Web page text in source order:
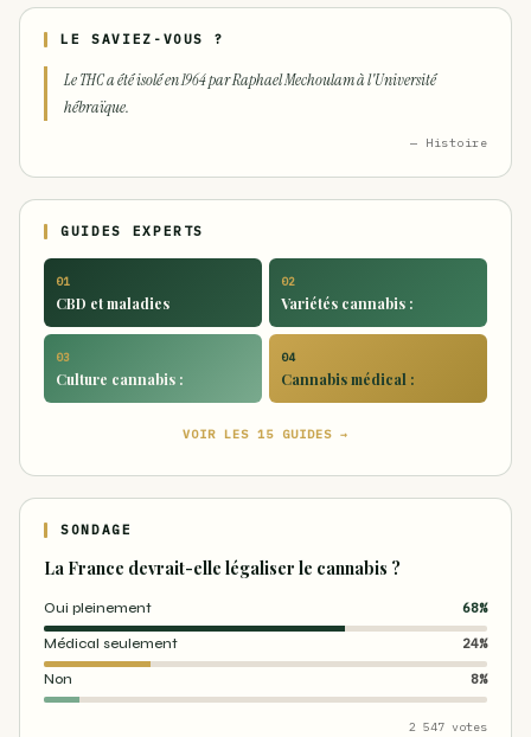
LE SAVIEZ-VOUS ?
Le THC a été isolé en 1964 par Raphael Mechoulam à l'Université
hébraïque.
— Histoire
GUIDES EXPERTS
01
CBD et maladies
02
Variétés cannabis :
03
Culture cannabis :
04
Cannabis médical :
VOIR LES 15 GUIDES →
SONDAGE
La France devrait-elle légaliser le cannabis ?
Oui pleinement 68%
Médical seulement 24%
Non 8%
2 547 votes